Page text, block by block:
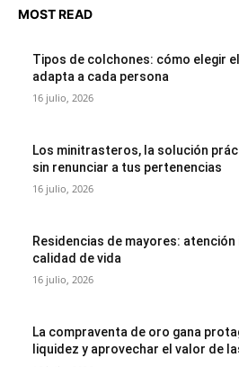
MOST READ
Tipos de colchones: cómo elegir
adapta a cada persona
16 julio, 2026
Los minitrasteros, la solución
sin renunciar a tus pertenencias
16 julio, 2026
Residencias de mayores:
calidad de vida
16 julio, 2026
La compraventa de oro gana
liquidez y aprovechar el valor de